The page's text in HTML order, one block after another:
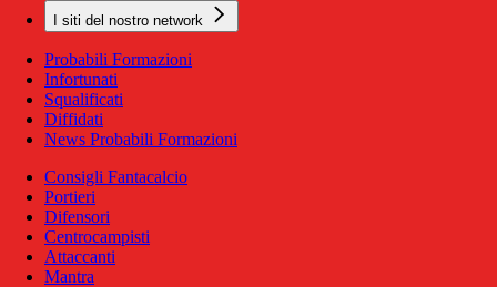
I siti del nostro network
Probabili Formazioni
Infortunati
Squalificati
Diffidati
News Probabili Formazioni
Consigli Fantacalcio
Portieri
Difensori
Centrocampisti
Attaccanti
Mantra